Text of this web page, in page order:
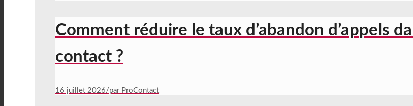
Comment réduire le taux d’abandon d’appels
contact ?
16 juillet 2026/par ProContact